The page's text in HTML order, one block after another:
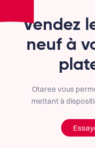
Vendez
neuf à
Otaree vous
mettant à